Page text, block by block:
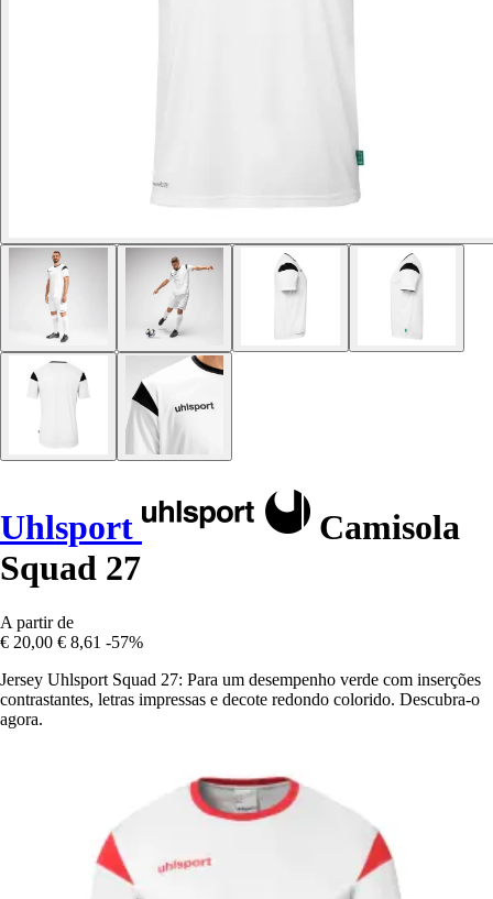
Uhlsport
Camisola
Squad 27
A partir de
€ 20,00 € 8,61 -57%
Jersey Uhlsport Squad 27: Para um desempenho verde com inserções
contrastantes, letras impressas e decote redondo colorido. Descubra-o
agora.